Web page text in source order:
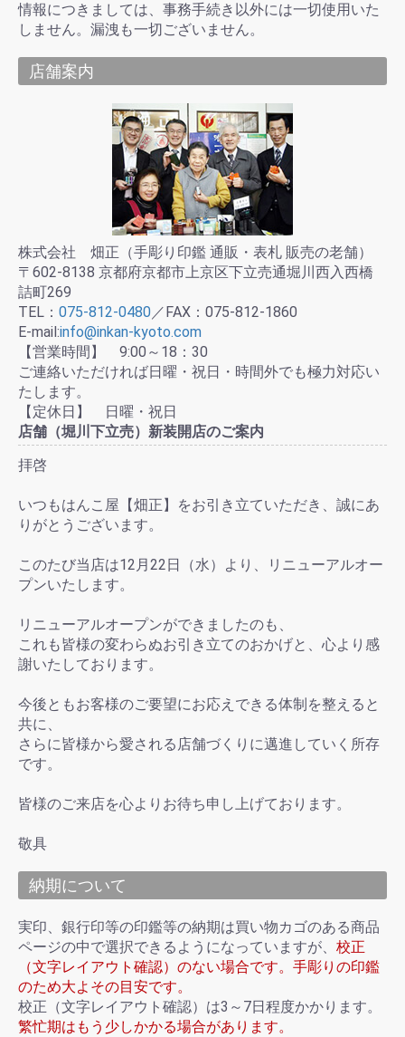
情報につきましては、事務手続き以外には一切使用いた
しません。漏洩も一切ございません。
店舗案内
株式会社 畑正（手彫り印鑑 通販・表札 販売の老舗）
〒602-8138 京都府京都市上京区下立売通堀川西入西橋
詰町269
TEL： 075-812-0480／FAX：075-812-1860
E-mail:info@inkan-kyoto.com
【営業時間】 9:00～18：30
ご連絡いただければ日曜・祝日・時間外でも極力対応い
たします。
【定休日】 日曜・祝日
店舗（堀川下立売）新装開店のご案内
拝啓
いつもはんこ屋【畑正】をお引き立ていただき、誠にあ
りがとうございます。
このたび当店は12月22日（水）より、リニューアルオー
プンいたします。
リニューアルオープンができましたのも、
これも皆様の変わらぬお引き立てのおかげと、心より感
謝いたしております。
今後ともお客様のご要望にお応えできる体制を整えると
共に、
さらに皆様から愛される店舗づくりに邁進していく所存
です。
皆様のご来店を心よりお待ち申し上げております。
敬具
納期について
実印、銀行印等の印鑑等の納期は買い物カゴのある商品
ページの中で選択できるようになっていますが、 校正
（文字レイアウト確認）のない場合です。手彫りの印鑑
のため大よその目安です。
校正（文字レイアウト確認）は3～7日程度かかります。
繁忙期はもう少しかかる場合があります。